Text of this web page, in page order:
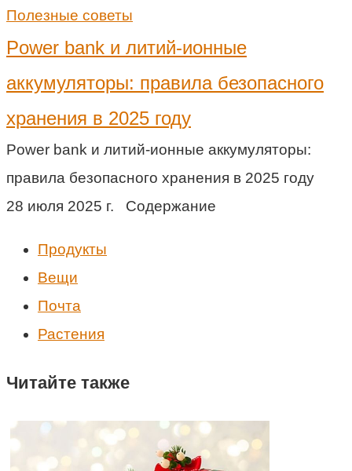
Полезные советы
Power bank и литий-ионные
аккумуляторы: правила безопасного
хранения в 2025 году
Power bank и литий-ионные аккумуляторы:
правила безопасного хранения в 2025 году
28 июля 2025 г. Содержание
Продукты
Вещи
Почта
Растения
Читайте также